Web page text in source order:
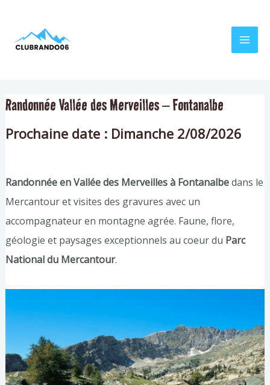
contenu
Randonnée Vallée des Merveilles – Fontanalbe
Prochaine date : Dimanche 2/08/2026
Randonnée en Vallée des Merveilles à Fontanalbedans le
Mercantour et visites des gravures avec un
accompagnateur en montagne agrée. Faune, flore,
géologie et paysages exceptionnels au coeur du Parc
National du Mercantour.
de
l’article